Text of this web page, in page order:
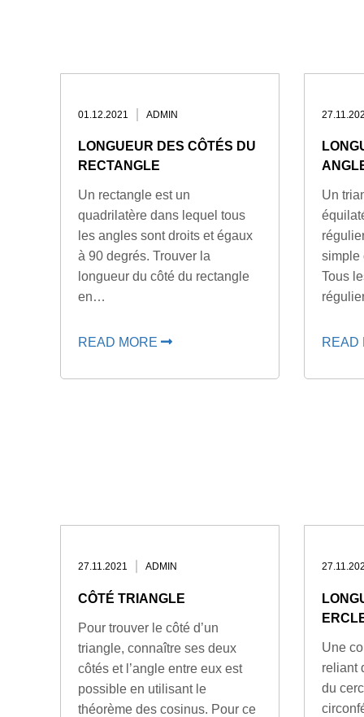
01.12.2021 ADMIN
LONGUEUR DES CÔTÉS DU
RECTANGLE
Un rectangle est un
quadrilatère dans lequel tous
les angles sont droits et égaux
à 90 degrés. Trouver la
longueur du côté du rectangle
en…
READ MORE
Un
simple
Tous
READ
27.11.2021 ADMIN
CÔTÉ TRIANGLE
Pour trouver le côté d’un
triangle, connaître ses deux
côtés et l’angle entre eux est
possible en utilisant le
théorème des cosinus. Pour ce
Une
reliant
du